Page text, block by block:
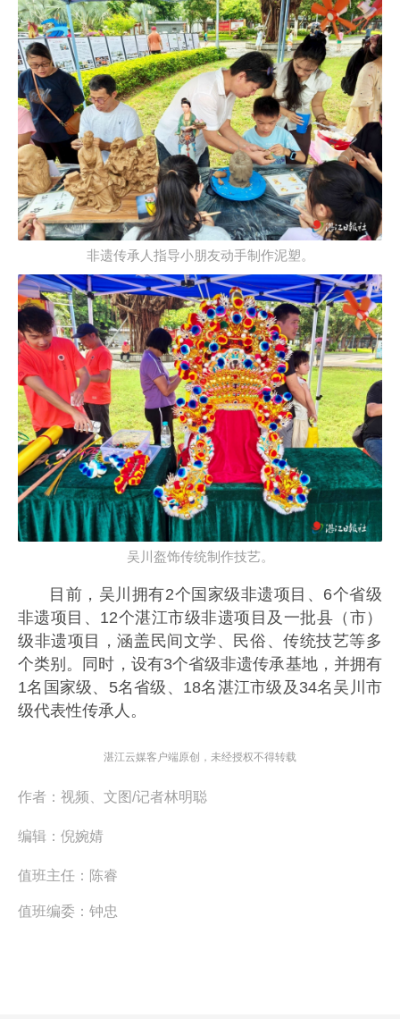
非遗传承人指导小朋友动手制作泥塑。
吴川盔饰传统制作技艺。
目前，吴川拥有2个国家级非遗项目、6个省级
非遗项目、12个湛江市级非遗项目及一批县（市）
级非遗项目，涵盖民间文学、民俗、传统技艺等多
个类别。同时，设有3个省级非遗传承基地，并拥有
1名国家级、5名省级、18名湛江市级及34名吴川市
级代表性传承人。
湛江云媒客户端原创，未经授权不得转载
作者： 视频、文图/记者林明聪
编辑： 倪婉婧
值班主任： 陈睿
值班编委： 钟忠